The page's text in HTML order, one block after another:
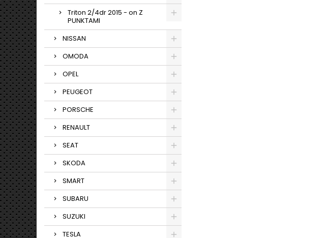
Triton 2/4dr 2015 - on Z
PUNKTAMI
NISSAN
OMODA
OPEL
PEUGEOT
PORSCHE
RENAULT
SEAT
SKODA
SMART
SUBARU
SUZUKI
TESLA